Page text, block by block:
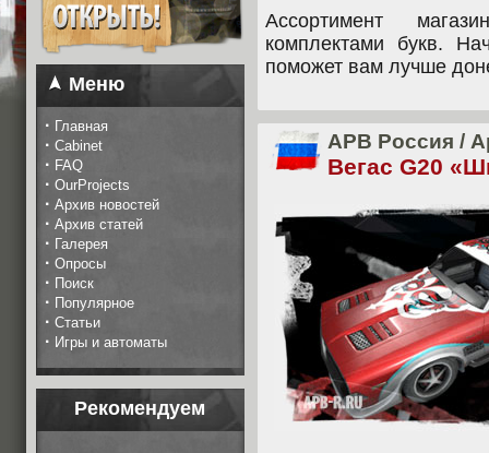
Меню
· Главная
· Cabinet
· FAQ
· OurProjects
· Архив новостей
· Архив статей
· Галерея
· Опросы
· Поиск
· Популярное
· Статьи
· Игры и автоматы
Рекомендуем
Ассортимент
комплектами букв.
поможет вам лучше
APB Россия /
Вегас G20